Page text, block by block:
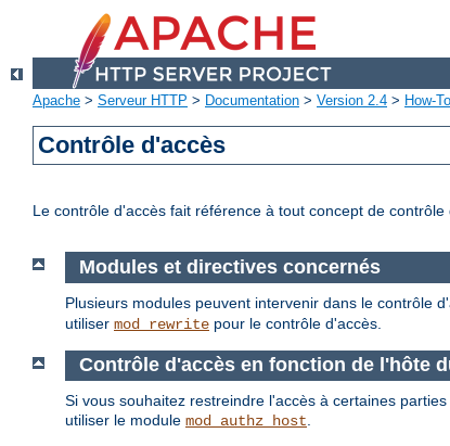
Apache > Serveur HTTP > Documentation > Version 2.4 > How-
Contrôle d'accès
Le contrôle d'accès fait référence à tout concept de
Modules et directives concernés
Plusieurs modules peuvent intervenir dans le contrôle
utiliser mod_rewrite pour le contrôle d'accès.
Contrôle d'accès en fonction de l'hôte
Si vous souhaitez restreindre l'accès à certaines
utiliser le module mod_authz_host